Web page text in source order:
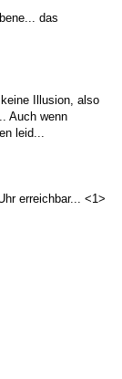
das
Illusion, also
Auch wenn
leid...
erreichbar... <1>